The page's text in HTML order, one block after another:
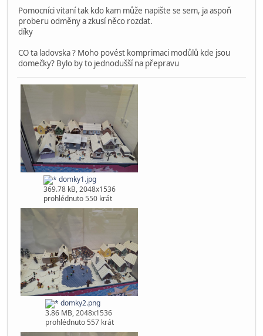
#349
21.01.2026, 18:57:55
Mohu pomoci OC Černý most toho 27.1. od 18:00
peki
Globální moderátor
22.01.2026, 08:19:39
Pomocníci vitaní tak kdo kam může napište se sem, ja aspoň
proberu odměny a zkusí něco rozdat.
díky
CO ta ladovska ? Moho povést komprimaci modůlů kde jsou
domečky? Bylo by to jednodušší na přepravu
domky1.jpg
369.78 kB, 2048x1536
prohlédnuto 550 krát